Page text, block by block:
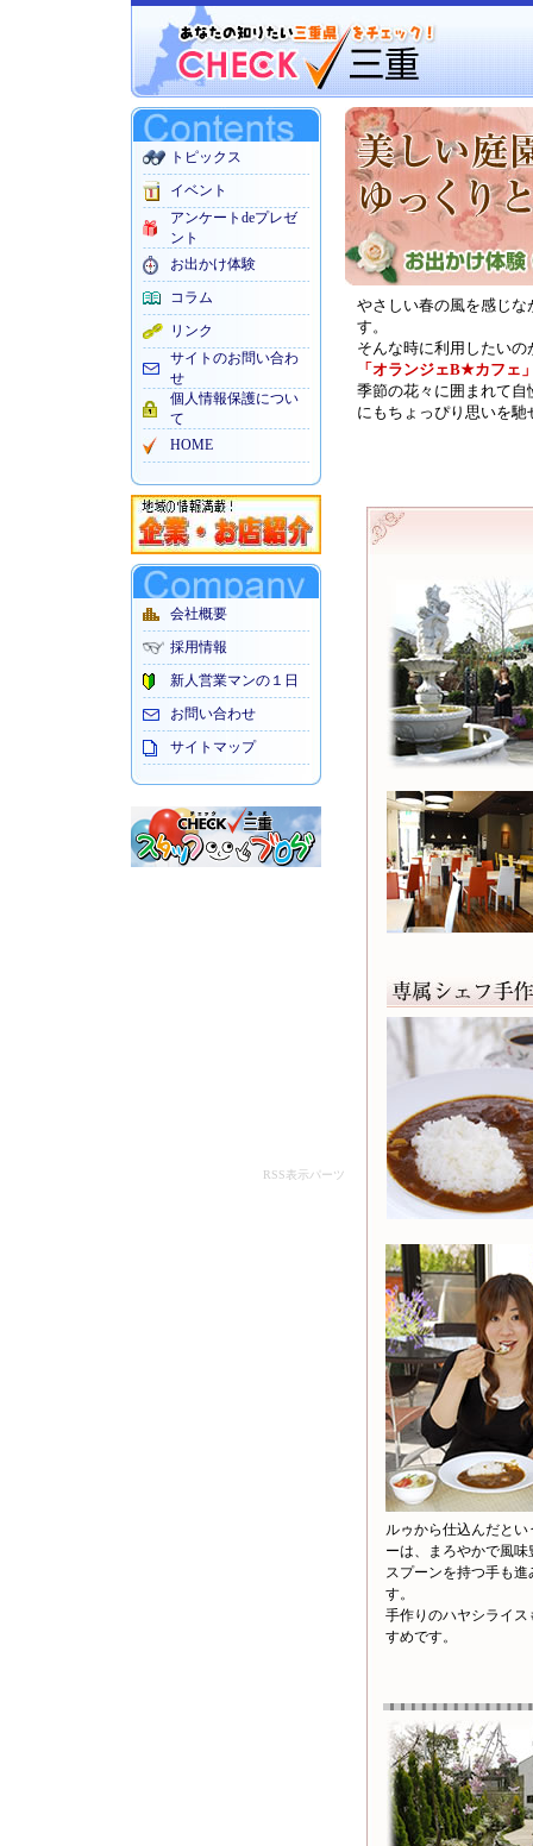
トピックス
イベント
アンケートdeプレゼ
ント
お出かけ体験
コラム
リンク
サイトのお問い合わ
せ
個人情報保護につい
て
HOME
会社概要
採用情報
新人営業マンの１日
お問い合わせ
サイトマップ
RSS表示パーツ
やさしい春の風を感じ
す。
そんな時に利用したい
「オランジェB★カフェ
季節の花々に囲まれて
にもちょっぴり思いを馳
ルゥから仕込んだとい
ーは、まろやかで風味
スプーンを持つ手も進
す。
手作りのハヤシライス
すめです。